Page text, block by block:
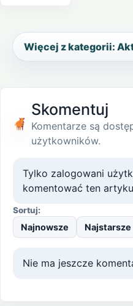
Więcej z kategorii:
Skomentuj
Komentarze są
użytkowników.
Tylko zalogowani
komentować ten
Sortuj:
Najnowsze Najstarsze
Nie ma jeszcze